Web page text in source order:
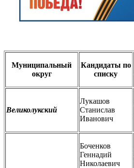
Муниципальный
округ
Кандидаты по
списку
Великолукский
Лукашов
Станислав
Иванович
Боченков
Геннадий
Николаевич